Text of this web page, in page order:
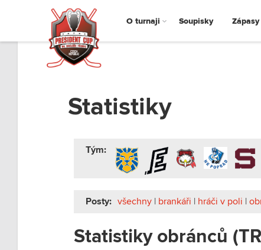
O turnaji Soupisky Zápasy
Statistiky
Tým:
Posty: všechny | brankáři | hráči v poli |
Statistiky obránců